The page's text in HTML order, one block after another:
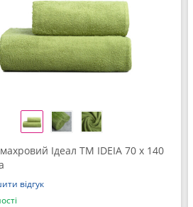
Ідеал TM IDEIA 70 x 140
відгук